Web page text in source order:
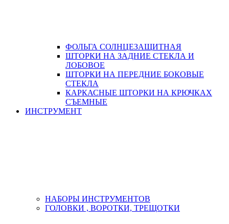
ФОЛЬГА СОЛНЦЕЗАЩИТНАЯ
ШТОРКИ НА ЗАДНИЕ СТЕКЛА И
ЛОБОВОЕ
ШТОРКИ НА ПЕРЕДНИЕ БОКОВЫЕ
СТЕКЛА
КАРКАСНЫЕ ШТОРКИ НА КРЮЧКАХ
СЪЕМНЫЕ
ИНСТРУМЕНТ
НАБОРЫ ИНСТРУМЕНТОВ
ГОЛОВКИ , ВОРОТКИ, ТРЕЩОТКИ